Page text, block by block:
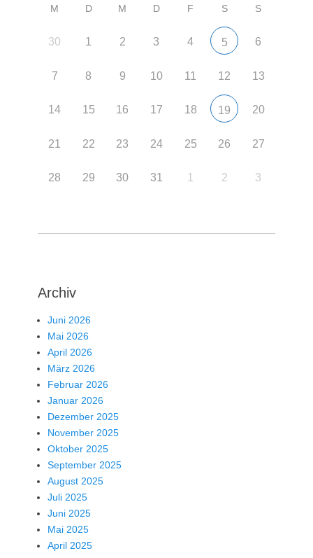
M D M D F S S
30 1 2 3 4 5 6
7 8 9 10 11 12 13
14 15 16 17 18 19 20
21 22 23 24 25 26 27
28 29 30 31 1 2 3
Archiv
Juni 2026
Mai 2026
April 2026
März 2026
Februar 2026
Januar 2026
Dezember 2025
November 2025
Oktober 2025
September 2025
August 2025
Juli 2025
Juni 2025
Mai 2025
April 2025